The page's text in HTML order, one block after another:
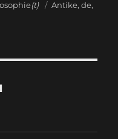
(t) Schlagwörter
Antike,de,